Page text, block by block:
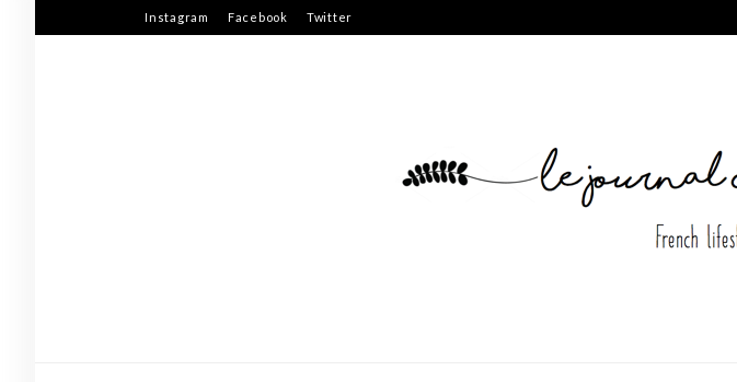
to
Instagram Facebook Twitter